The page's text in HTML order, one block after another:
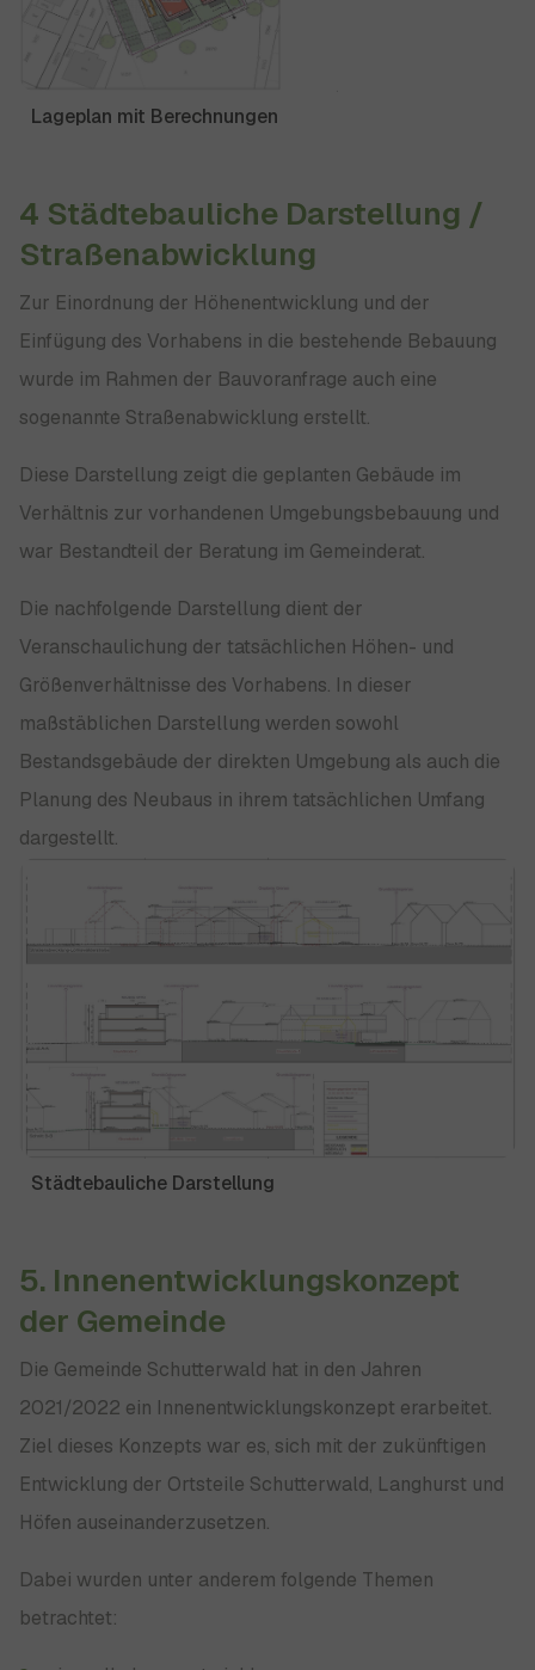
Lageplan mit Berechnungen
4 Städtebauliche Darstellung /
Straßenabwicklung
Zur Einordnung der Höhenentwicklung und der
Einfügung des Vorhabens in die bestehende Bebauung
wurde im Rahmen der Bauvoranfrage auch eine
sogenannte Straßenabwicklung erstellt.
Diese Darstellung zeigt die geplanten Gebäude im
Verhältnis zur vorhandenen Umgebungsbebauung und
war Bestandteil der Beratung im Gemeinderat.
Die nachfolgende Darstellung dient der
Veranschaulichung der tatsächlichen Höhen- und
Größenverhältnisse des Vorhabens. In dieser
maßstäblichen Darstellung werden sowohl
Bestandsgebäude der direkten Umgebung als auch die
Planung des Neubaus in ihrem tatsächlichen Umfang
dargestellt.
Städtebauliche Darstellung
5. Innenentwicklungskonzept
der Gemeinde
Die Gemeinde Schutterwald hat in den Jahren
2021/2022 ein Innenentwicklungskonzept erarbeitet.
Ziel dieses Konzepts war es, sich mit der zukünftigen
Entwicklung der Ortsteile Schutterwald, Langhurst und
Höfen auseinanderzusetzen.
Dabei wurden unter anderem folgende Themen
betrachtet: